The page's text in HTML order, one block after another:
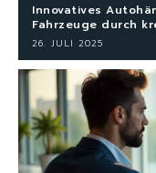
Innovatives
Fahrzeuge durch
26. JULI 2025